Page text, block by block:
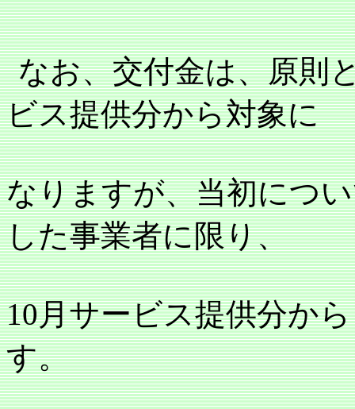
なお、交付金は、原則
ビス提供分から対象に
なりますが、当初につ
した事業者に限り、
10月サービス提供分か
す。